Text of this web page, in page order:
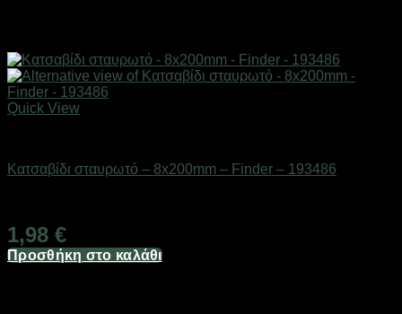
Quick View
Κατσαβίδι σταυρωτό – 8x200mm – Finder – 193486
1,98 €
Προσθήκη στο καλάθι